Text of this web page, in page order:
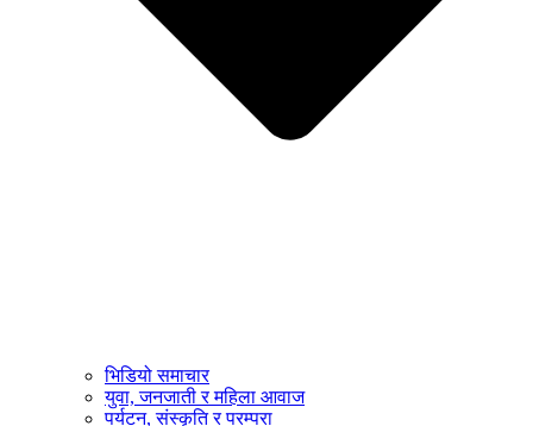
भिडियो समाचार
युवा, जनजाती र महिला आवाज
पर्यटन, संस्कृति र परम्परा